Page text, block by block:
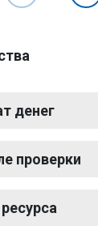
денег
проверки